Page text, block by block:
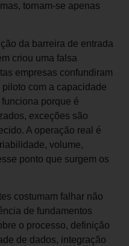
tornam-se apenas
da barreira de entrada
criou uma falsa
empresas confundiram
com a capacidade
porque é
exceções são
A operação real é
volume,
ponto que surgem os
costumam falhar não
de fundamentos
o processo, definição
de dados, integração